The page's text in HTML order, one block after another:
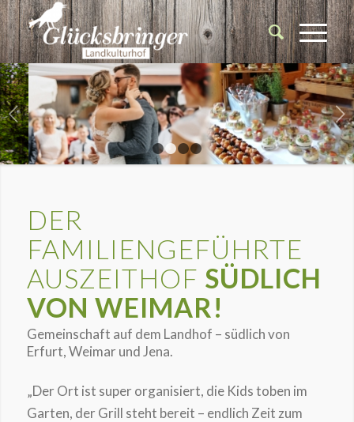
UND ANDERE FESTE.
In unserer Feierscheune – hochwertig und
ausgerichtet!
Weiter
1 2 3
DER
FAMILIENGEFÜHRTE
AUSZEITHOF SÜDLICH
VON WEIMAR!
Gemeinschaft auf dem Landhof – südlich von
Erfurt, Weimar und Jena.
„Der Ort ist super organisiert, die Kids toben im
Garten, der Grill steht bereit – endlich Zeit zum